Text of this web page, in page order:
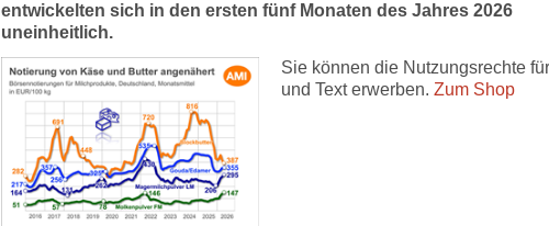
entwickelten sich in den ersten fünf Monaten des Jahres 2026
uneinheitlich.
Sie können die Nutzungsrechte
und Text erwerben. Zum Shop